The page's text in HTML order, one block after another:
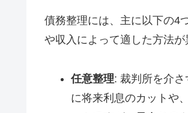
債務整理には、主に以下の4
や収入によって適した方法が
任意整理: 裁判所を介
に将来利息のカットや